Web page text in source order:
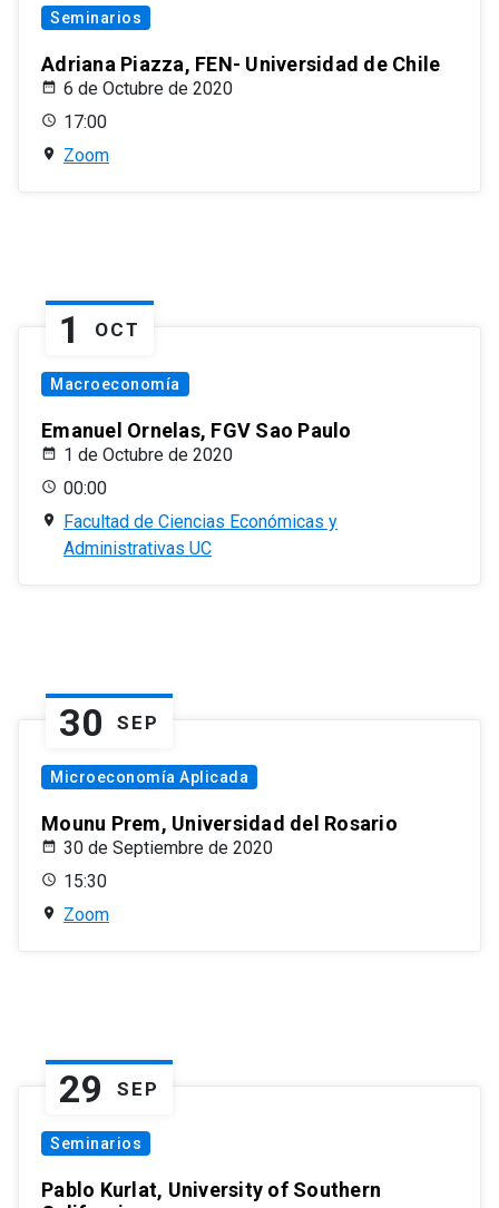
Seminarios
Adriana Piazza, FEN- Universidad de Chile
6 de Octubre de 2020
17:00
Zoom
1 OCT
Macroeconomía
Emanuel Ornelas, FGV Sao Paulo
1 de Octubre de 2020
00:00
Facultad de Ciencias Económicas y
Administrativas UC
30 SEP
Microeconomía Aplicada
Mounu Prem, Universidad del Rosario
30 de Septiembre de 2020
15:30
Zoom
29 SEP
Seminarios
Pablo Kurlat, University of Southern